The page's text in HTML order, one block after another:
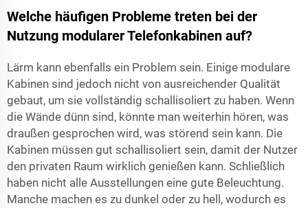
Welche häufigen Probleme treten bei der
Nutzung modularer Telefonkabinen auf?
Lärm kann ebenfalls ein Problem sein. Einige modulare
Kabinen sind jedoch nicht von ausreichender Qualität
gebaut, um sie vollständig schallisoliert zu haben. Wenn
die Wände dünn sind, könnte man weiterhin hören, was
draußen gesprochen wird, was störend sein kann. Die
Kabinen müssen gut schallisoliert sein, damit der Nutzer
den privaten Raum wirklich genießen kann. Schließlich
haben nicht alle Ausstellungen eine gute Beleuchtung.
Manche machen es zu dunkel oder zu hell, wodurch es